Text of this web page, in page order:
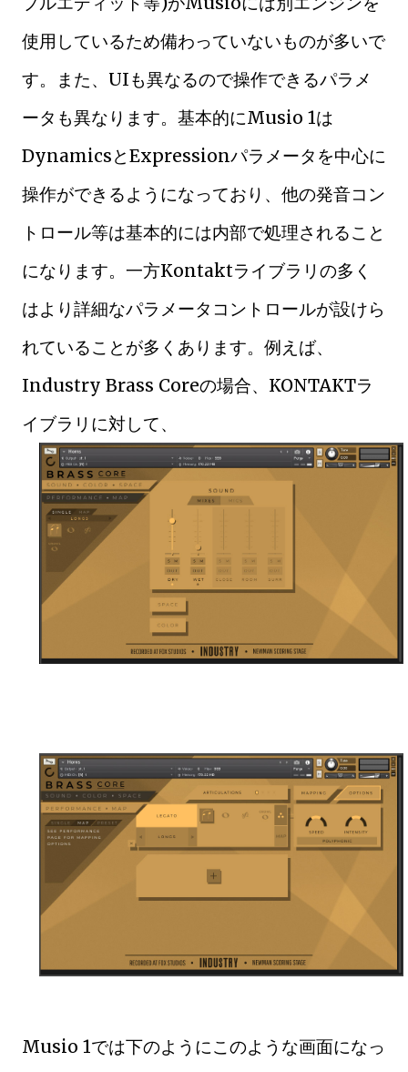
使用しているため備わっていないものが多いで
す。また、UIも異なるので操作できるパラメ
ータも異なります。基本的にMusio 1は
DynamicsとExpressionパラメータを中心に
操作ができるようになっており、他の発音コン
トロール等は基本的には内部で処理されること
になります。一方Kontaktライブラリの多く
はより詳細なパラメータコントロールが設けら
れていることが多くあります。例えば、
Industry Brass Coreの場合、KONTAKTラ
イブラリに対して、
Musio 1では下のようにこのような画面になっ